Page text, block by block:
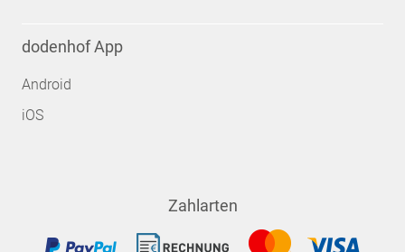
dodenhof App
Android
iOS
Zahlarten